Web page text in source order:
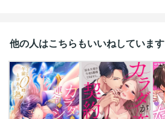
他の人はこちらもいいねしています